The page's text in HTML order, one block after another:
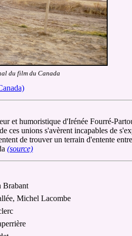
du film du Canada
et humoristique d'Irénée Fourré-
ces unions s'avèrent incapables de
de trouver un terrain d'entente
(source)
Brabant
Michel Lacombe